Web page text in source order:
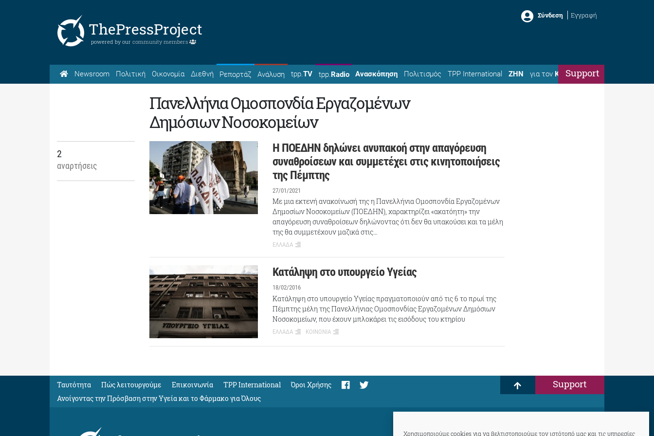
Χρησιμοποιούμε cookies για να βελτιστοποιούμε τον ιστότοπό μας και τις υπηρεσίες
ThePressProject
powered by our community members
Σύνδεση Εγγραφή
Newsroom Πολιτική Οικονομία Διεθνή Ρεπορτάζ Ανάλυση tpp.TV tpp.Radio Ανασκόπηση Πολιτισμός TPP International ΖΗΝ για τον ΚώσταSupport
Πανελλήνια Ομοσπονδία Εργαζομένων
Δημόσιων Νοσοκομείων
2
αναρτήσεις
Η ΠΟΕΔΗΝ δηλώνει ανυπακοή στην απαγόρευση
συναθροίσεων και συμμετέχει στις κινητοποιήσεις
της Πέμπτης
27/01/2021
Με μια εκτενή ανακοίνωσή της η Πανελλήνια Ομοσπονδία Εργαζομένων
Δημοσίων Νοσοκομείων (ΠΟΕΔΗΝ), χαρακτηρίζει «ακατόητη» την
απαγόρευση συναθροίσεων δηλώνοντας ότι δεν θα υπακούσει και τα μέλη
της θα συμμετέχουν μαζικά στις…
ΕΛΛΑΔΑ
Kατάληψη στο υπουργείο Υγείας
18/02/2016
Κατάληψη στο υπουργείο Υγείας πραγματοποιούν από τις 6 το πρωί της
Πέμπτης μέλη της Πανελλήνιας Ομοσπονδίας Εργαζομένων Δημόσιων
Νοσοκομείων, που έχουν μπλοκάρει τις εισόδους του κτηρίου
ΕΛΛΑΔΑ ΚΟΙΝΩΝΙΑ
Ταυτότητα Πώς λειτουργούμε Eπικοινωνία TPP International
Όροι Χρήσης
Ανοίγοντας την Πρόσβαση στην Υγεία και το Φάρμακο για Όλους
Support